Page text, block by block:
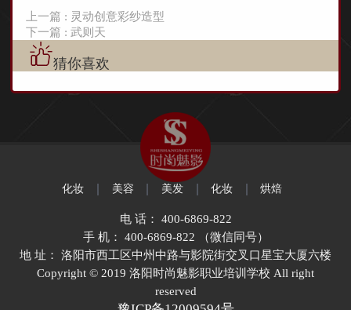
上一篇 : 灵动创意彩纱造型
下一篇 : 武则天
猜你喜欢
化妆 美容 美发 化妆 烘焙
电 话： 400-6869-822
手 机： 400-6869-822 （微信同号）
地 址： 洛阳市西工区中州中路与影院街交叉口星宝大厦六楼
Copyright © 2019 洛阳时尚魅影职业培训学校 All right
reserved